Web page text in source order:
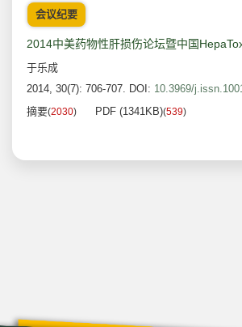
会议纪要
2014中美药物性肝损伤论坛暨中国
于乐成
2014, 30(7): 706-707. DOI: 10.3969/
摘要(2030) PDF (1341KB)(539)